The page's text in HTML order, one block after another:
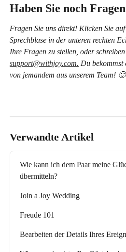
Haben Sie noch
Fragen Sie uns direkt! Klicken Sie
Sprechblase in der unteren rechten
Ihre Fragen zu stellen, oder
support@withjoy.com. Du
von jemandem aus unserem Team! 🙂
Verwandte Artikel
Wie kann ich dem Paar meine
übermitteln?
Join a Joy Wedding
Freude 101
Bearbeiten der Details Ihres